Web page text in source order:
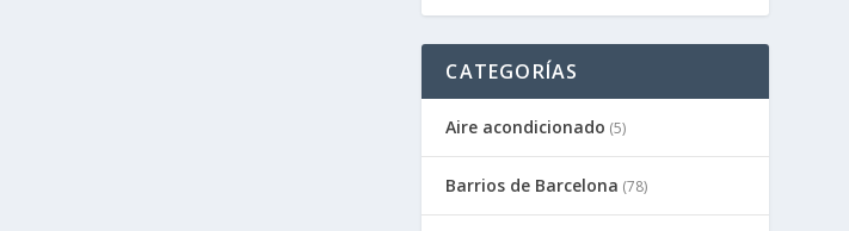
CATEGORÍAS
Aire acondicionado (5)
Barrios de Barcelona (78)